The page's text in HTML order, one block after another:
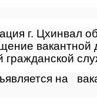
г. Цхинвал
вакантной
гражданской
на